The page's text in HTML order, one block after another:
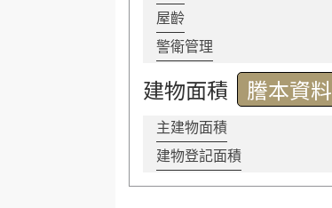
屋齡
警衛管理
建物面積 謄本資料
主建物面積
建物登記面積